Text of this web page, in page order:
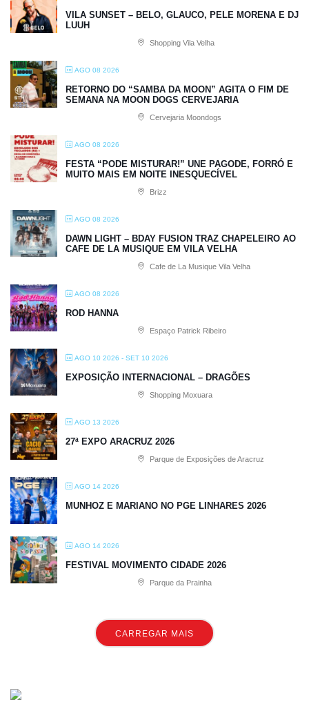
VILA SUNSET – BELO, GLAUCO, PELE MORENA E DJ
LUUH
Shopping Vila Velha
AGO 08 2026
RETORNO DO “SAMBA DA MOON” AGITA O FIM DE
SEMANA NA MOON DOGS CERVEJARIA
Cervejaria Moondogs
AGO 08 2026
FESTA “PODE MISTURAR!” UNE PAGODE, FORRÓ E
MUITO MAIS EM NOITE INESQUECÍVEL
Brizz
AGO 08 2026
DAWN LIGHT – BDAY FUSION TRAZ CHAPELEIRO AO
CAFE DE LA MUSIQUE EM VILA VELHA
Cafe de La Musique Vila Velha
AGO 08 2026
ROD HANNA
Espaço Patrick Ribeiro
AGO 10 2026 - SET 10 2026
EXPOSIÇÃO INTERNACIONAL – DRAGÕES
Shopping Moxuara
AGO 13 2026
27ª EXPO ARACRUZ 2026
Parque de Exposições de Aracruz
AGO 14 2026
MUNHOZ E MARIANO NO PGE LINHARES 2026
AGO 14 2026
FESTIVAL MOVIMENTO CIDADE 2026
Parque da Prainha
CARREGAR MAIS